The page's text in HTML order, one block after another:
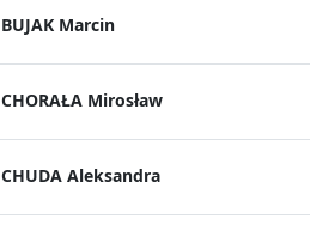
BUJAK Marcin
CHORAŁA Mirosław
CHUDA Aleksandra